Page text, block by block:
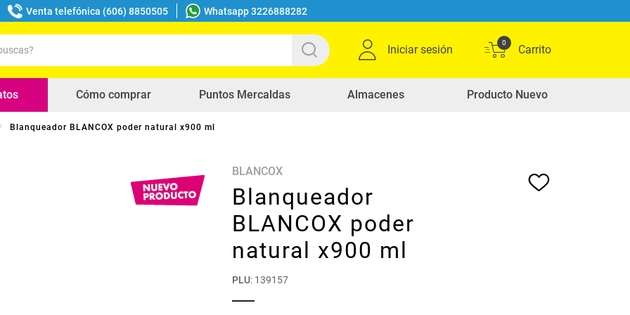
Venta telefónica (606) 8850505 Whatsapp 3226888282
Iniciar sesión
0
Cómo comprar Puntos Mercaldas Almacenes Producto Nuevo
Blanqueador BLANCOX poder natural x900 ml
BLANCOX
Blanqueador
BLANCOX poder
natural x900 ml
PLU: 139157
buscados